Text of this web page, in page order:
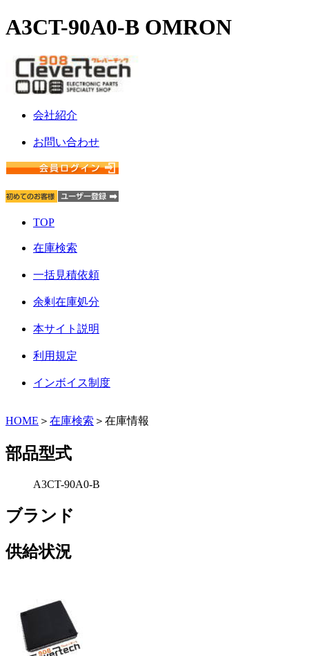
A3CT-90A0-B OMRON
会社紹介
お問い合わせ
TOP
在庫検索
一括見積依頼
余剰在庫処分
本サイト説明
利用規定
インボイス制度
HOME ＞ 在庫検索 ＞在庫情報
部品型式
A3CT-90A0-B
ブランド
供給状況